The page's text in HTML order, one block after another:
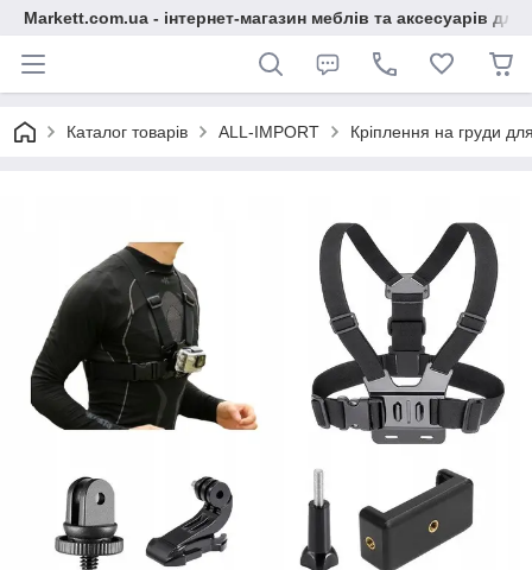
Markett.com.ua - інтернет-магазин меблів та аксесуарів для
Каталог товарів ALL-IMPORT Кріплення на груди